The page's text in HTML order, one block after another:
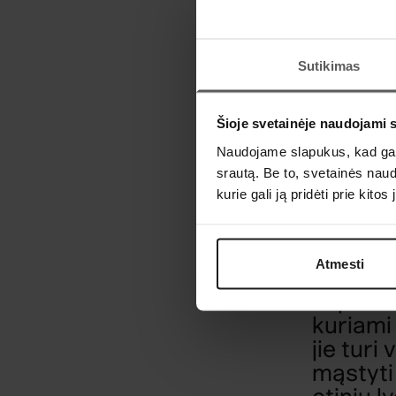
Sutikimas
Šioje svetainėje naudojami
Naudojame slapukus, kad
srautą. Be to, svetainės
kurie gali ją pridėti prie kitos
Atmesti
kviečia
Jo
ir
jie turi